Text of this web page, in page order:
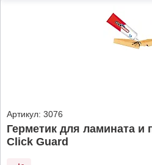
Артикул: 3076
Герметик для ламината и
Click Guard